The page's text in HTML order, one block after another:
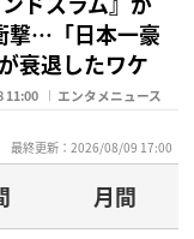
撃…「日本一豪
衰退したワケ
11:00 エンタメニュース
最終更新：2026/08/09 17:00
月間